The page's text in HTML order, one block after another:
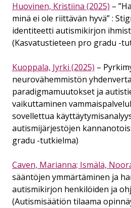
Huovinen, Kristiina (2025) –
minä ei ole riittävän hyvä” :
identiteetti autismikirjon
(Kasvatustieteen pro gradu -
Kuoppala, Jyrki (2025) –
neurovähemmistön
paradigmamuutokset ja
vaikuttaminen
sovellettua
autismijärjestöjen
gradu -tutkielma)
Caven, Marianna; Ismälä,
sääntöjen ymmärtäminen ja
autismikirjon henkilöiden ja
(Autismisäätiön tilaama